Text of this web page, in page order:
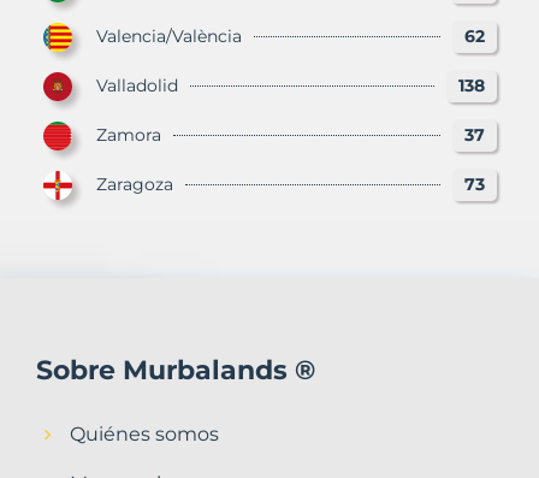
Valencia/València 62
Valladolid 138
Zamora 37
Zaragoza 73
Sobre Murbalands ®
Quiénes somos